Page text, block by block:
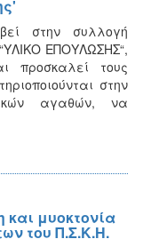
στην συλλογή
ΕΠΟΥΛΩΣΗΣ“,
προσκαλεί τους
στην
αγαθών, να
μυοκτονία
του Π.Σ.Κ.Η.